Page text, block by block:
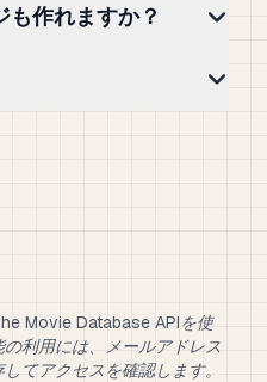
作れますか？
Movie Database APIを使
利用には、メールアドレス
てアクセスを確認します。